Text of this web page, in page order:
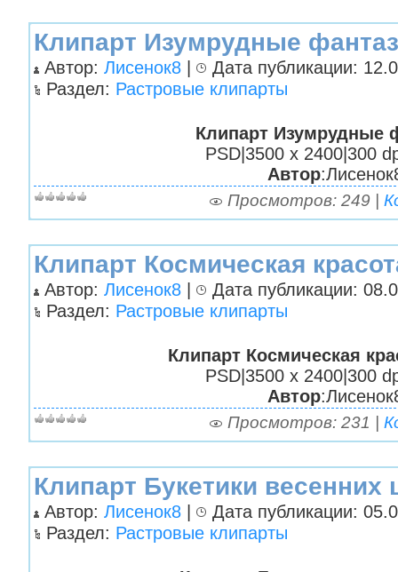
Клипарт Изумрудные
Автор: Лисенок8 |
Дата публикации:
Раздел: Растровые клипарты
Клипарт Изумрудные
PSD|3500 х 2400|300
Автор
Просмотров: 249 |
Клипарт Космическая
Автор: Лисенок8 |
Дата публикации:
Раздел: Растровые клипарты
Клипарт Космическая
PSD|3500 х 2400|300
Автор
Просмотров: 231 |
Клипарт Букетики весенних
Автор: Лисенок8 |
Дата публикации:
Раздел: Растровые клипарты